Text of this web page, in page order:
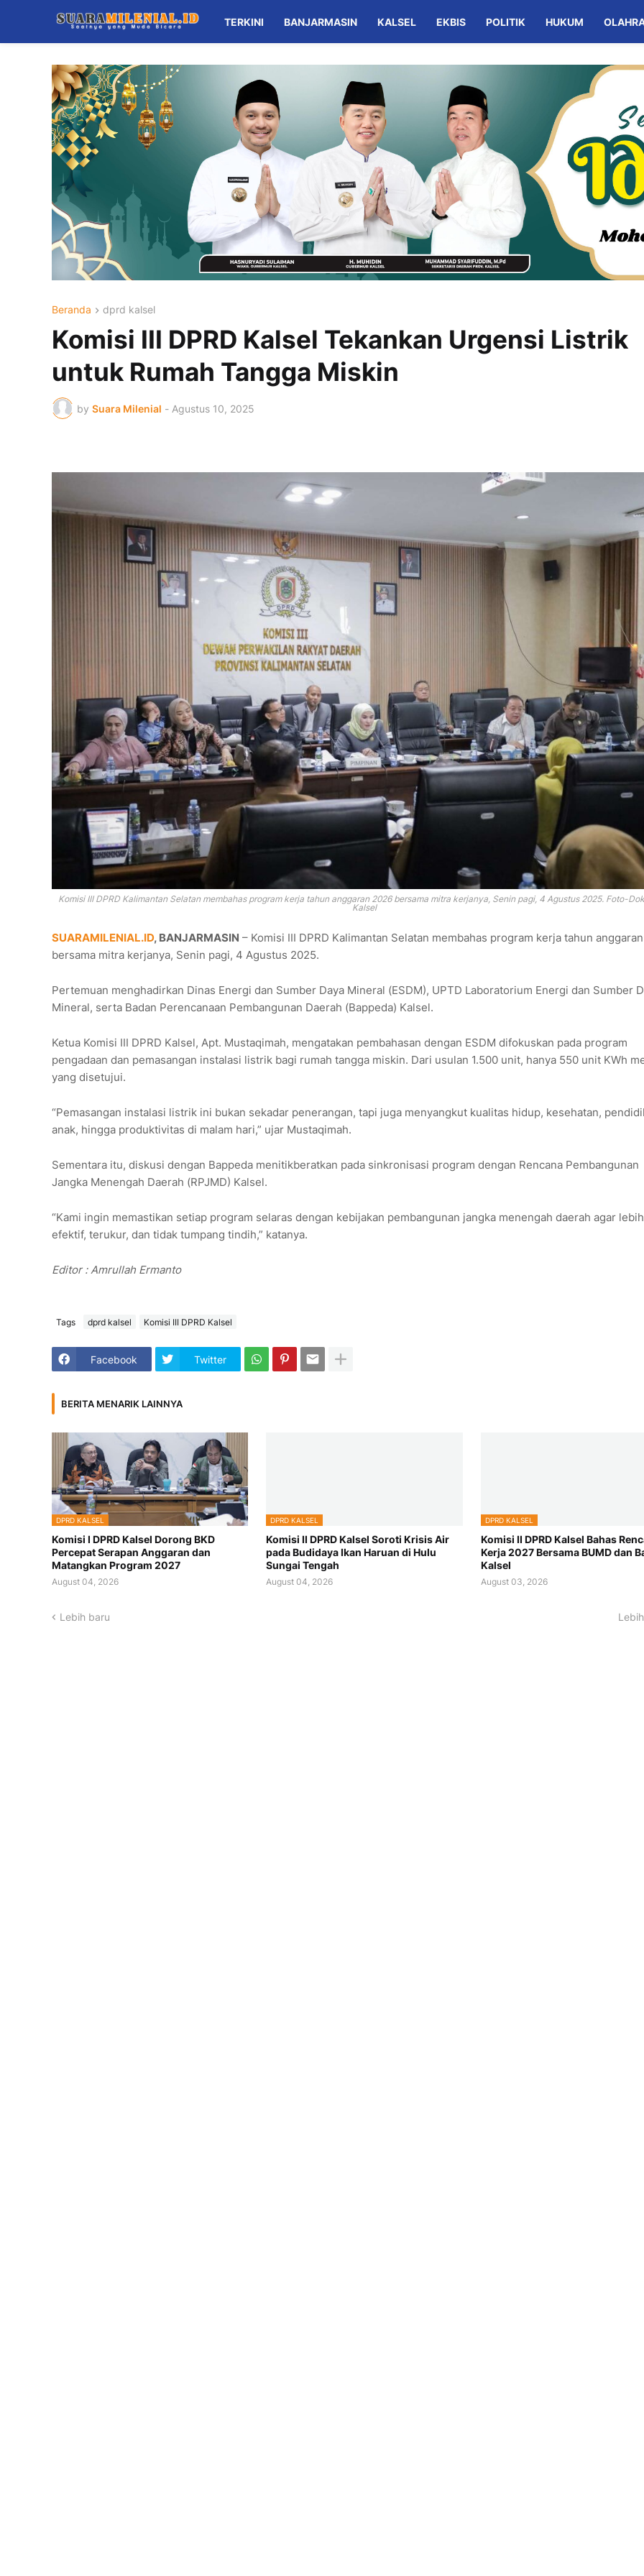
TERKINI BANJARMASIN KALSEL EKBIS POLITIK HUKUM
Beranda dprd kalsel
Komisi III DPRD Kalsel Tekankan Urgensi Listrik
untuk Rumah Tangga Miskin
by Suara Milenial - Agustus 10, 2025
Komisi III DPRD Kalimantan Selatan membahas program kerja tahun anggaran 2026 bersama mitra kerjanya, Senin pagi, 4 Agustus 2025. Foto-
Kalsel
SUARAMILENIAL.ID, BANJARMASIN – Komisi III DPRD Kalimantan Selatan membahas program kerja tahun
bersama mitra kerjanya, Senin pagi, 4 Agustus 2025.
Pertemuan menghadirkan Dinas Energi dan Sumber Daya Mineral (ESDM), UPTD Laboratorium Energi dan Sumber
Mineral, serta Badan Perencanaan Pembangunan Daerah (Bappeda) Kalsel.
Ketua Komisi III DPRD Kalsel, Apt. Mustaqimah, mengatakan pembahasan dengan ESDM difokuskan pada program
pengadaan dan pemasangan instalasi listrik bagi rumah tangga miskin. Dari usulan 1.500 unit, hanya 550 unit KWh
yang disetujui.
“Pemasangan instalasi listrik ini bukan sekadar penerangan, tapi juga menyangkut kualitas hidup, kesehatan,
anak, hingga produktivitas di malam hari,” ujar Mustaqimah.
Sementara itu, diskusi dengan Bappeda menitikberatkan pada sinkronisasi program dengan Rencana Pembangunan
Jangka Menengah Daerah (RPJMD) Kalsel.
“Kami ingin memastikan setiap program selaras dengan kebijakan pembangunan jangka menengah daerah agar lebih
efektif, terukur, dan tidak tumpang tindih,” katanya.
Editor : Amrullah Ermanto
Tags dprd kalsel Komisi III DPRD Kalsel
Facebook Twitter
BERITA MENARIK LAINNYA
DPRD KALSEL
Komisi I DPRD Kalsel Dorong BKD
Percepat Serapan Anggaran dan
Matangkan Program 2027
August 04, 2026
DPRD KALSEL
Komisi II DPRD Kalsel Soroti Krisis Air
pada Budidaya Ikan Haruan di Hulu
Sungai Tengah
August 04, 2026
DPRD KALSEL
Komisi II DPRD Kalsel Bahas
Kerja 2027 Bersama BUMD dan
Kalsel
August 03, 2026
Lebih baru